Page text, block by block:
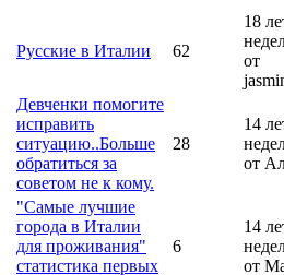
Русские в Италии 62
18
от
Девченки помогите
исправить
ситуацию..Больше
обратиться за
советом не к кому.
28
14
от
"Самые лучшие
города в Италии
для проживания"
статистика первых
6
14
от